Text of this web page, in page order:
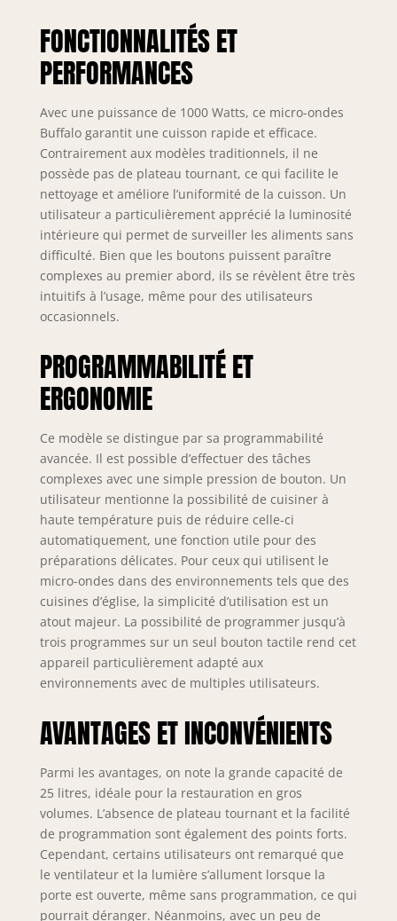
FONCTIONNALITÉS ET
PERFORMANCES
Avec une puissance de 1000 Watts, ce micro-ondes
Buffalo garantit une cuisson rapide et efficace.
Contrairement aux modèles traditionnels, il ne
possède pas de plateau tournant, ce qui facilite le
nettoyage et améliore l’uniformité de la cuisson. Un
utilisateur a particulièrement apprécié la luminosité
intérieure qui permet de surveiller les aliments sans
difficulté. Bien que les boutons puissent paraître
complexes au premier abord, ils se révèlent être très
intuitifs à l’usage, même pour des utilisateurs
occasionnels.
PROGRAMMABILITÉ ET
ERGONOMIE
Ce modèle se distingue par sa programmabilité
avancée. Il est possible d’effectuer des tâches
complexes avec une simple pression de bouton. Un
utilisateur mentionne la possibilité de cuisiner à
haute température puis de réduire celle-ci
automatiquement, une fonction utile pour des
préparations délicates. Pour ceux qui utilisent le
micro-ondes dans des environnements tels que des
cuisines d’église, la simplicité d’utilisation est un
atout majeur. La possibilité de programmer jusqu’à
trois programmes sur un seul bouton tactile rend cet
appareil particulièrement adapté aux
environnements avec de multiples utilisateurs.
AVANTAGES ET INCONVÉNIENTS
Parmi les avantages, on note la grande capacité de
25 litres, idéale pour la restauration en gros
volumes. L’absence de plateau tournant et la facilité
de programmation sont également des points forts.
Cependant, certains utilisateurs ont remarqué que
le ventilateur et la lumière s’allument lorsque la
porte est ouverte, même sans programmation, ce qui
pourrait déranger. Néanmoins, avec un peu de